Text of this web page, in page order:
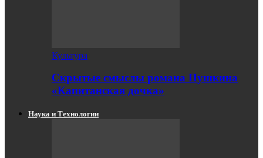
Культура
Скрытые смыслы романа Пушкина
«Капитанская дочка»
Наука и Технологии